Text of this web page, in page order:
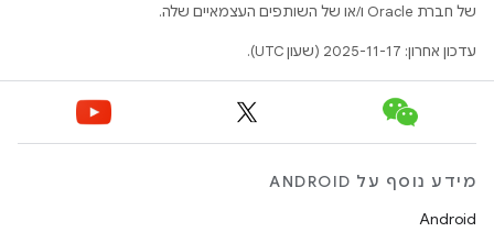
של חברת Oracle ו/או של השותפים העצמאיים שלה.
עדכון אחרון: 2025-11-17 (שעון UTC).
מידע נוסף על ANDROID
Android